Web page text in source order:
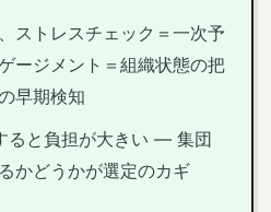
ストレスチェック＝一次予
ージメント＝組織状態の把
早期検知
ると負担が大きい — 集団
かどうかが選定のカギ